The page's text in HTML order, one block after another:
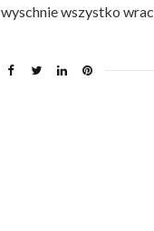
wyschnie wszystko